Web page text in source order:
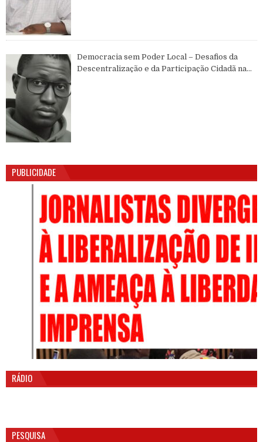
Democracia sem Poder Local – Desafios da
Descentralização e da Participação Cidadã na
PUBLICIDADE
RÁDIO
PESQUISA